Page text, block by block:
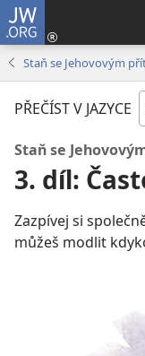
JW.ORG
Staň se Jehovovým
PŘEČÍST V JAZYCE
Staň se
3. díl:
Zazpívej si
můžeš modlit